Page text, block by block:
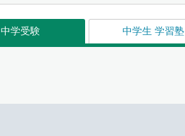
中学受験 中学生 学習塾